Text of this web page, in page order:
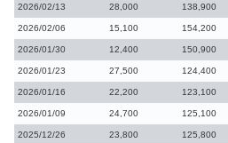
2026/02/13 28,000 138,900
2026/02/06 15,100 154,200
2026/01/30 12,400 150,900
2026/01/23 27,500 124,400
2026/01/16 22,200 123,100
2026/01/09 24,700 125,100
2025/12/26 23,800 125,800